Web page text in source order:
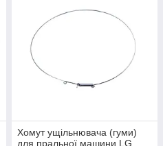
Хомут ущільнювача (гуми)
для пральної машини LG